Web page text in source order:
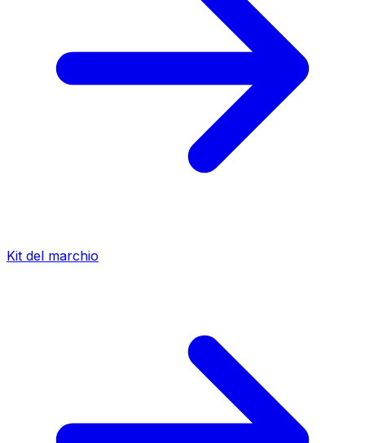
Kit del marchio